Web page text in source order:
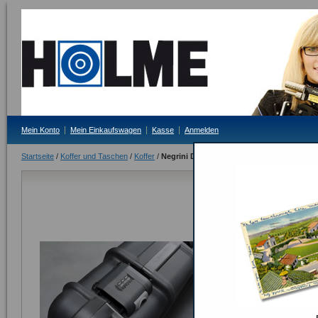
Mein Konto Mein Einkaufswagen Kasse Anmelden
Startseite / Koffer und Taschen / Koffer / Negrini DLC Kofferschloss
Lieferzeit: 3-4
8,00 €
Inkl. 19% MwSt.
Anzahl: